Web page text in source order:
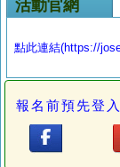
活動官網
點此連結(https://
報名前預先登